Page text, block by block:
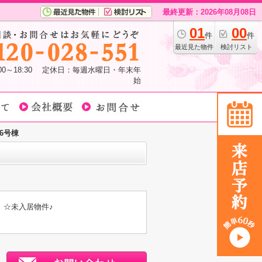
最終更新：2026年08月08日
01件
最近見た物件
00件
検討リスト
～18:30 定休日：毎週水曜日・年末年
始
号棟
未入居物件♪